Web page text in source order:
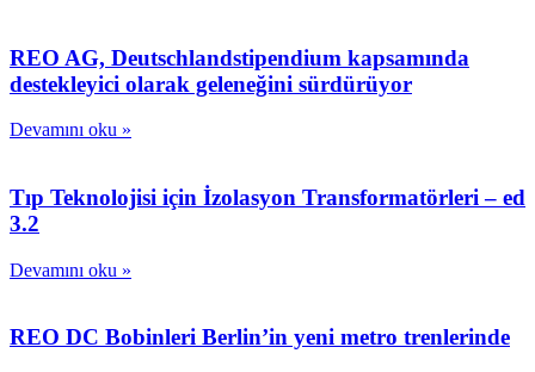
REO AG, Deutschlandstipendium kapsamında
destekleyici olarak geleneğini sürdürüyor
Devamını oku »
Tıp Teknolojisi için İzolasyon Transformatörleri – ed
3.2
Devamını oku »
REO DC Bobinleri Berlin’in yeni metro trenlerinde